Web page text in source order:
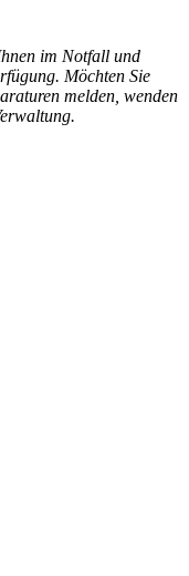
im Notfall und
Möchten Sie
melden, wenden